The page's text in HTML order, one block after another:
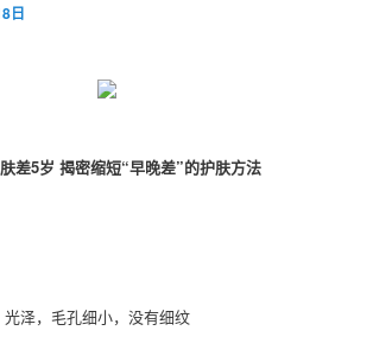
日
差5岁 揭密缩短“早晚差”的护肤方法
光泽，毛孔细小，没有细纹